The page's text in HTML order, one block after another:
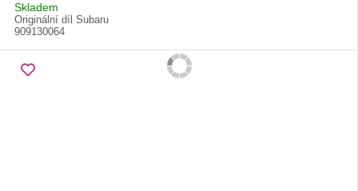
Skladem
Originální díl Subaru
909130064